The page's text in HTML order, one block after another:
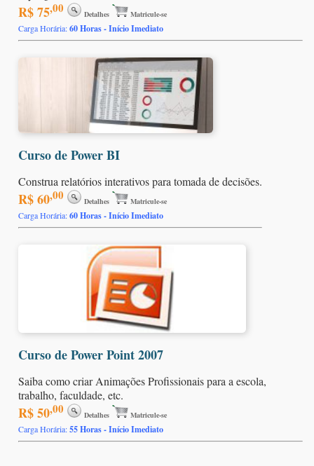
R$ 75,00 Detalhes Matricule-se
Carga Horária:60 Horas - Início Imediato
Curso de Power BI
Construa relatórios interativos para tomada de decisões.
R$ 60,00 Detalhes Matricule-se
Carga Horária:60 Horas - Início Imediato
Curso de Power Point 2007
Saiba como criar Animações Profissionais para a escola,
trabalho, faculdade, etc.
R$ 50,00 Detalhes Matricule-se
Carga Horária:55 Horas - Início Imediato